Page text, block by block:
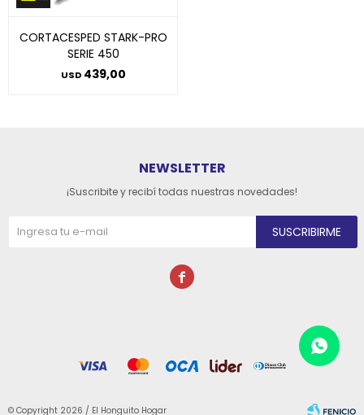
CORTACESPED STARK-PRO
SERIE 450
USD 439,00
NEWSLETTER
¡Suscribite y recibí todas nuestras novedades!
SUSCRIBIRME

© Copyright 2026 / El Honguito Hogar